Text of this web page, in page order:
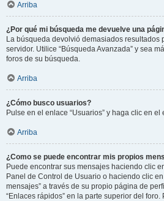
Arriba
¿Por qué mi búsqueda me devuelve una
La búsqueda devolvió demasiados resultados
servidor. Utilice “Búsqueda Avanzada” y sea
foros de su búsqueda.
Arriba
¿Cómo busco usuarios?
Pulse en el enlace “Usuarios” y haga clic en el
Arriba
¿Como se puede encontrar mis propios
Puede encontrar sus mensajes haciendo clic
Panel de Control de Usuario o haciendo clic
mensajes” a través de su propio página de
“Enlaces rápidos” en la parte superior del